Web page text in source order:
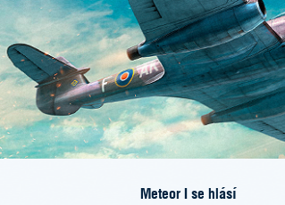
Meteor I se hlásí